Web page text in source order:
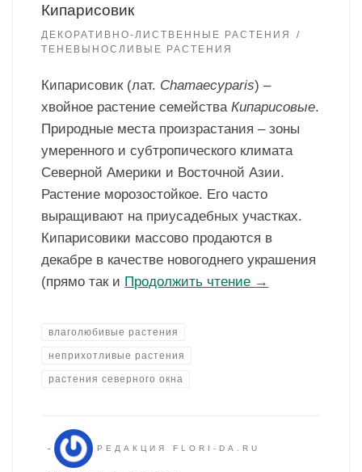
Кипарисовик
ДЕКОРАТИВНО-ЛИСТВЕННЫЕ РАСТЕНИЯ
ТЕНЕВЫНОСЛИВЫЕ РАСТЕНИЯ
Кипарисовик (лат. Chamaecyparis) –
хвойное растение семействаКипарисовые.
Природные места произрастания – зоны
умеренного и субтропического климата
Северной Америки и Восточной Азии.
Растение морозостойкое. Его часто
выращивают на приусадебных участках.
Кипарисовики массово продаются в
декабре в качестве новогоднего украшения
(прямо так и Продолжить чтение →
влаголюбивые растения
неприхотливые растения
растения северного окна
- РЕДАКЦИЯ FLORI-DA.RU